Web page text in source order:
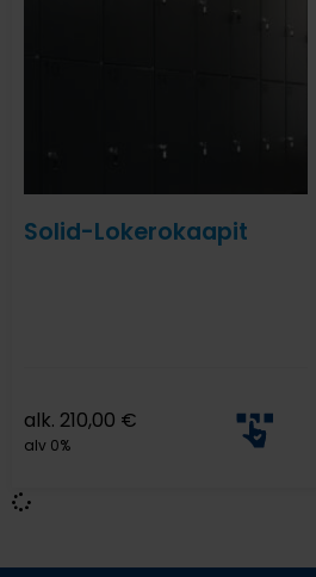
Solid-Lokerokaapit
alk. 210,00 €
alv 0%